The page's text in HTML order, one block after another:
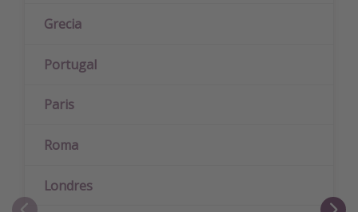
Grecia
Portugal
Paris
Roma
Londres